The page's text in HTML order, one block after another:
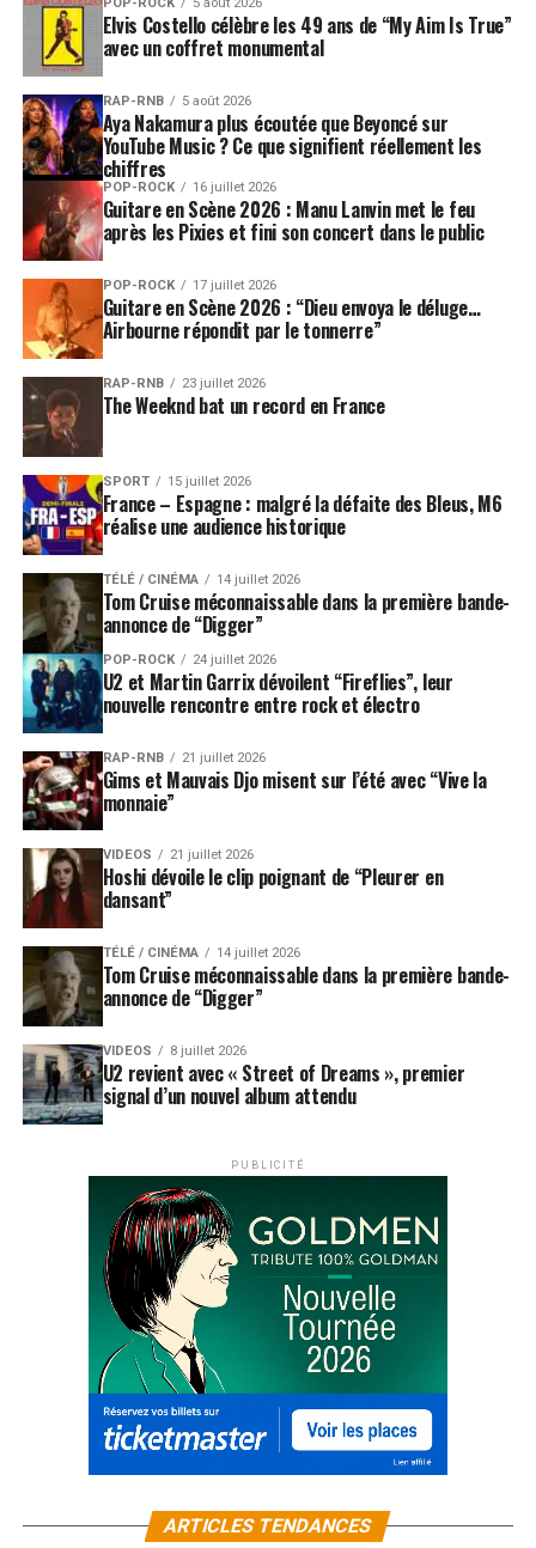
Elvis Costello célèbre les 49 ans de “My Aim Is True”
avec un coffret monumental
RAP-RNB 5 août 2026
Aya Nakamura plus écoutée que Beyoncé sur
YouTube Music ? Ce que signifient réellement les
chiffres
POP-ROCK 16 juillet 2026
Guitare en Scène 2026 : Manu Lanvin met le feu
après les Pixies et fini son concert dans le public
POP-ROCK 17 juillet 2026
Guitare en Scène 2026 : “Dieu envoya le déluge…
Airbourne répondit par le tonnerre”
RAP-RNB 23 juillet 2026
The Weeknd bat un record en France
SPORT 15 juillet 2026
France – Espagne : malgré la défaite des Bleus, M6
réalise une audience historique
TÉLÉ / CINÉMA 14 juillet 2026
Tom Cruise méconnaissable dans la première bande-
annonce de “Digger”
POP-ROCK 24 juillet 2026
U2 et Martin Garrix dévoilent “Fireflies”, leur
nouvelle rencontre entre rock et électro
RAP-RNB 21 juillet 2026
Gims et Mauvais Djo misent sur l’été avec “Vive la
monnaie”
VIDEOS 21 juillet 2026
Hoshi dévoile le clip poignant de “Pleurer en
dansant”
TÉLÉ / CINÉMA 14 juillet 2026
Tom Cruise méconnaissable dans la première bande-
annonce de “Digger”
VIDEOS 8 juillet 2026
U2 revient avec « Street of Dreams », premier
signal d’un nouvel album attendu
PUBLICITÉ
ARTICLES TENDANCES